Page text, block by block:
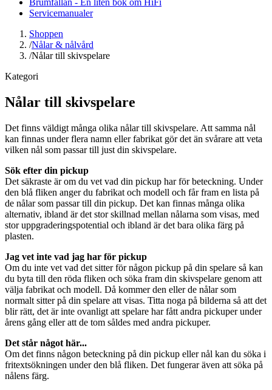
Servicemanualer
Shoppen
/Nålar & nålvård
/Nålar till skivspelare
Kategori
Nålar till skivspelare
Det finns väldigt många olika nålar till skivspelare. Att samma nål
kan finnas under flera namn eller fabrikat gör det än svårare att veta
vilken nål som passar till just din skivspelare.
Sök efter din pickup
Det säkraste är om du vet vad din pickup har för beteckning. Under
den blå fliken anger du fabrikat och modell och får fram en lista på
de nålar som passar till din pickup. Det kan finnas många olika
alternativ, ibland är det stor skillnad mellan nålarna som visas, med
stor uppgraderingspotential och ibland är det bara olika färg på
plasten.
Jag vet inte vad jag har för pickup
Om du inte vet vad det sitter för någon pickup på din spelare så kan
du byta till den röda fliken och söka fram din skivspelare genom att
välja fabrikat och modell. Då kommer den eller de nålar som
normalt sitter på din spelare att visas. Titta noga på bilderna så att det
blir rätt, det är inte ovanligt att spelare har fått andra pickuper under
årens gång eller att de tom såldes med andra pickuper.
Det står något här...
Om det finns någon beteckning på din pickup eller nål kan du söka i
fritextsökningen under den blå fliken. Det fungerar även att söka på
nålens färg.